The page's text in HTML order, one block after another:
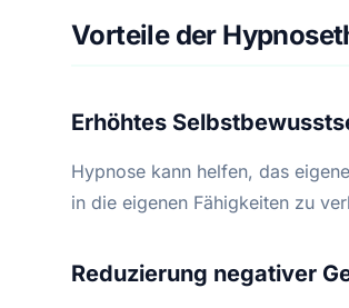
Vorteile der
Erhöhtes
Hypnose kann helfen, das
in die eigenen Fähigkeiten zu
Reduzierung negativer